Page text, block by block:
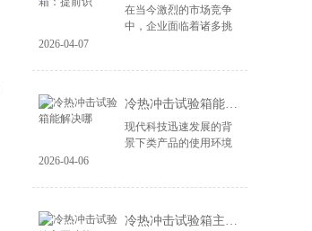
在当今激烈的市场竞争
中，企业面临着诸多挑
市场上立于不败之地，
风险识别能力和高...
2026-04-07
冷热冲击试验箱能解决哪
现代科技迅速发展的背
景下类产品的使用环境
航空航天设备等，对材
了更高的要求。...
2026-04-06
冷热冲击试验箱主要功能